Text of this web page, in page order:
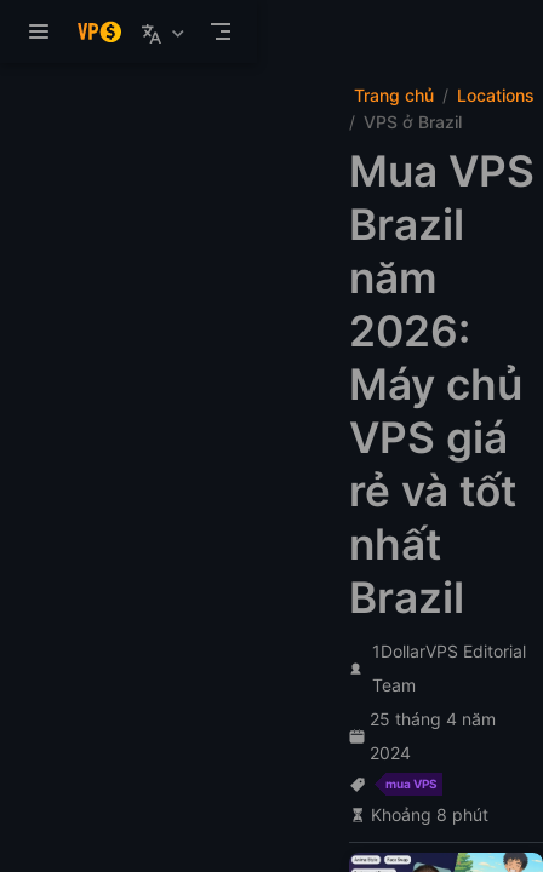
Trang chủ
Locations
VPS ở Brazil
Mua VPS
Brazil
năm
2026:
Máy chủ
VPS giá
rẻ và tốt
nhất
Brazil
1DollarVPS Editorial
Team
25 tháng 4 năm
2024
mua VPS
Khoảng 8 phút